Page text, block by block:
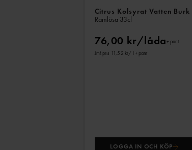
Citrus Kolsyrat Vatten Burk
Ramlösa 33cl
76,00 kr/låda+ pant
Jmf.pris 11,52 kr/ l + pant
LOGGA IN OCH KÖP